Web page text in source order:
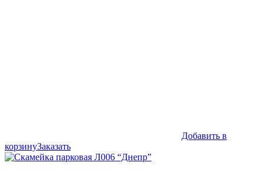
Добавить в
корзинуЗаказать